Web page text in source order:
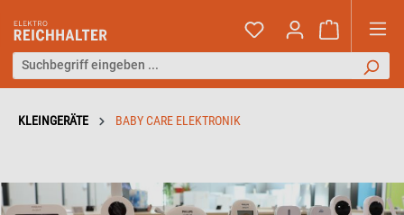
KLEINGERÄTE BABY CARE ELEKTRONIK